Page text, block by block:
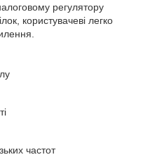
регулятору
користувачеві легко
частот